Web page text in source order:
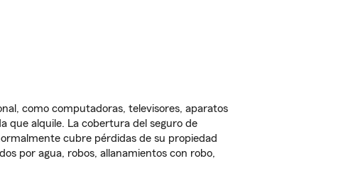
como computadoras, televisores, aparatos
que alquile. La cobertura del seguro de
cubre pérdidas de su propiedad
por agua, robos, allanamientos con robo,